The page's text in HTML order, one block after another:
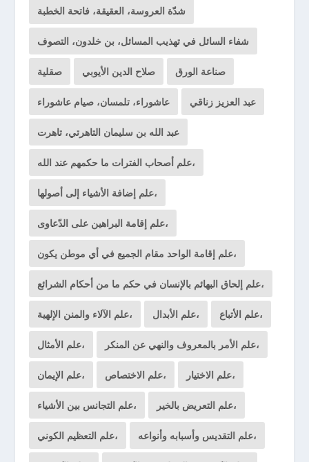
شدّة العروسة، العقيقة، فاتحة الخطبة
شفاء السائل في تهذيب المسائل، بن خلدون، التصوف
صقلية صلاح الدين الأيوبي صناعة الورق
عاشوراء، تلمسان، صيام عاشوراء عبد العزيز زناقي
عبد الله بن سليمان التاهرتي، تاهرت
علم أصحاب الفترات ما حكمهم عند الله،
علم إضافة الأشياء إلى أصولها،
علم إقامة البراهين على الدّعاوى،
علم إقامة الواحد مقام الجميع في أي موطن يكون،
علم إلحاق البهائم بالإنسان في حكم ما من أحكام الشرائع،
علم الآلاء والمنن الإلهية، علم الأبدال، علم الأتباع،
علم الأمثال، علم الأمر بالمعروف والنهي عن المنكر،
علم الإيمان، علم الاختصاص، علم الاختيار،
علم التجانس بين الأشياء، علم التعريض بالخير،
علم التعظيم الكوني، علم التقديس وأسبابه وأنواعه،